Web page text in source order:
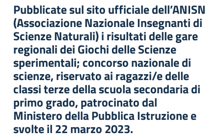
Pubblicate sul sito ufficiale dell’ANISN
(Associazione Nazionale Insegnanti di
Scienze Naturali) i risultati delle gare
regionali dei Giochi delle Scienze
sperimentali; concorso nazionale di
scienze, riservato ai ragazzi/e delle
classi terze della scuola secondaria di
primo grado, patrocinato dal
Ministero della Pubblica Istruzione e
svolte il 22 marzo 2023.